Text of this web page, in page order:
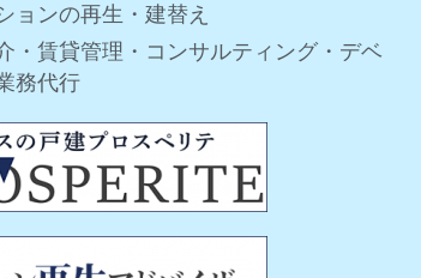
ョンの再生・建替え
・賃貸管理・コンサルティング・デベ
務代行